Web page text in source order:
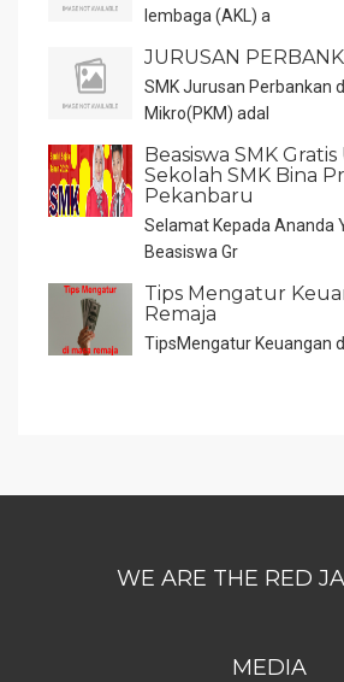
lembaga (AKL) a
JURUSAN
SMK Jurusan Perbankan
Mikro(PKM) adal
Beasiswa SMK
Sekolah SMK Bina
Pekanbaru
Selamat Kepada Ananda
Beasiswa Gr
Tips Mengatur
Remaja
TipsMengatur Keuangan
WE ARE THE RED
MEDIA